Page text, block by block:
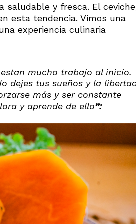
saludable y fresca. El
esta tendencia. Vimos una
experiencia culinaria
mucho trabajo al inicio.
dejes tus sueños y la
más y ser constante
y aprende de ello”: